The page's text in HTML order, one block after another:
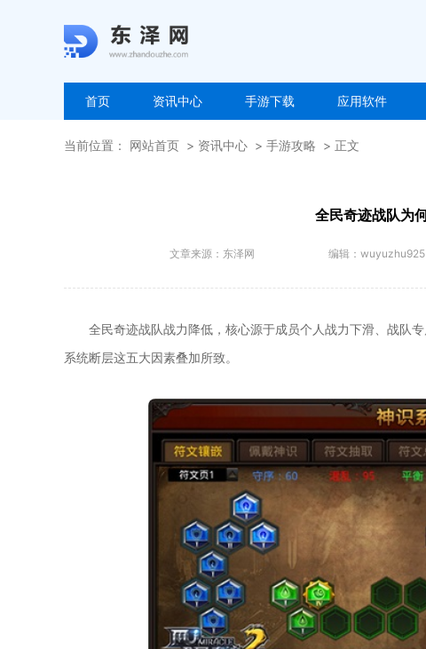
首页 资讯中心 手游下载 应用软件
当前位置： 网站首页 资讯中心 手游攻略 正文
全民奇迹战队为
文章来源： 东泽网 编辑： wuyuzhu925
全民奇迹战队战力降低，核心源于成员个人战力下滑、战队
系统断层这五大因素叠加所致。